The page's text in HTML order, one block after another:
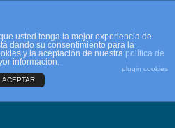
usted tenga la mejor experiencia de
dando su consentimiento para la
y la aceptación de nuestra política de
información.
plugin cookies
ACEPTAR